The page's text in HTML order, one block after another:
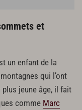
et
un enfant de la
qui l’ont
jeune âge, il fait
comme Marc